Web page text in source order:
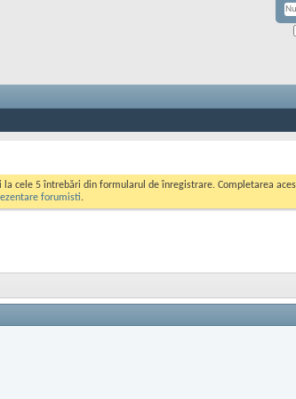
la cele 5 întrebări din formularul de înregistrare. Completarea
forumisti.